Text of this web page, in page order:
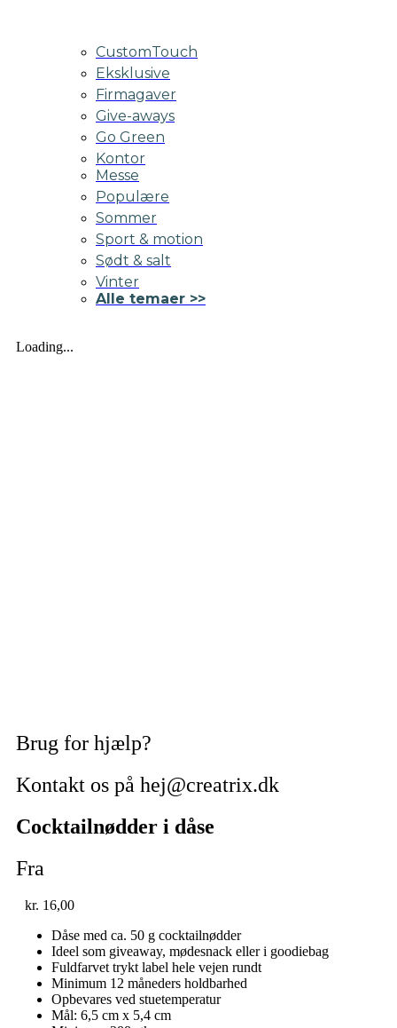
CustomTouch
Eksklusive
Firmagaver
Give-aways
Go Green
Kontor
Messe
Populære
Sommer
Sport & motion
Sødt & salt
Vinter
Alle temaer >>
Loading...
Brug for hjælp?
Kontakt os på hej@creatrix.dk
Cocktailnødder i dåse
Fra
kr. 16,00
Dåse med ca. 50 g cocktailnødder
Ideel som giveaway, mødesnack eller i goodiebag
Fuldfarvet trykt label hele vejen rundt
Minimum 12 måneders holdbarhed
Opbevares ved stuetemperatur
Mål: 6,5 cm x 5,4 cm